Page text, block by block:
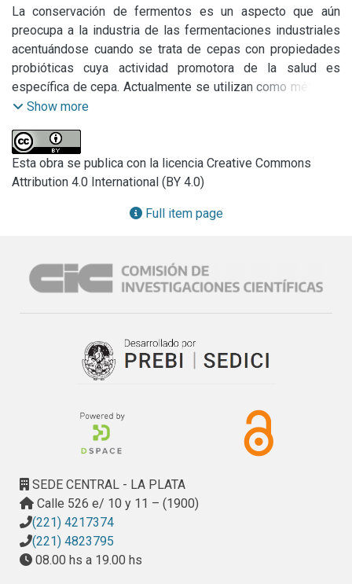
La conservación de fermentos es un aspecto que aún
preocupa a la industria de las fermentaciones industriales
acentuándose cuando se trata de cepas con propiedades
probióticas cuya actividad promotora de la salud es
específica de cepa. Actualmente se utilizan como métodos
para preservar y comercializar fermentos la congelación y
spray como alternativa. Los protectores mas usados son
leche, sacarosa y glicerol.
Show more
Esta obra se publica con la licencia Creative Commons
Attribution 4.0 International (BY 4.0)
Full item page
SEDE CENTRAL - LA PLATA
Calle 526 e/ 10 y 11 – (1900)
(221) 4217374
(221) 4823795
08.00 hs a 19.00 hs